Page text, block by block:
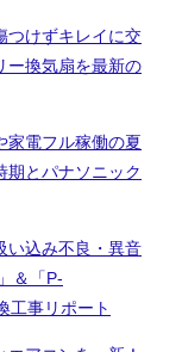
つけずキレイに交
ー換気扇を最新の
家電フル稼働の夏
期とパナソニック
い込み不良・異音
＆「P-
工事リポート